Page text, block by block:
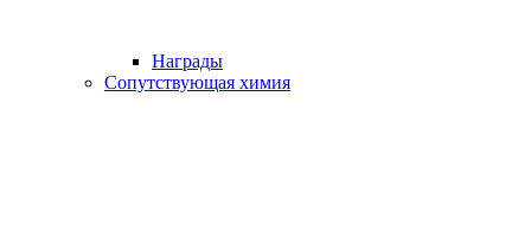
Награды
Сопутствующая химия